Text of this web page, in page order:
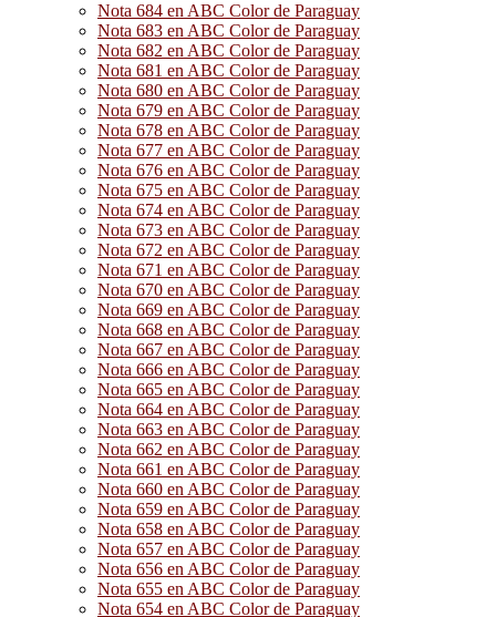
Nota 684 en ABC Color de Paraguay
Nota 683 en ABC Color de Paraguay
Nota 682 en ABC Color de Paraguay
Nota 681 en ABC Color de Paraguay
Nota 680 en ABC Color de Paraguay
Nota 679 en ABC Color de Paraguay
Nota 678 en ABC Color de Paraguay
Nota 677 en ABC Color de Paraguay
Nota 676 en ABC Color de Paraguay
Nota 675 en ABC Color de Paraguay
Nota 674 en ABC Color de Paraguay
Nota 673 en ABC Color de Paraguay
Nota 672 en ABC Color de Paraguay
Nota 671 en ABC Color de Paraguay
Nota 670 en ABC Color de Paraguay
Nota 669 en ABC Color de Paraguay
Nota 668 en ABC Color de Paraguay
Nota 667 en ABC Color de Paraguay
Nota 666 en ABC Color de Paraguay
Nota 665 en ABC Color de Paraguay
Nota 664 en ABC Color de Paraguay
Nota 663 en ABC Color de Paraguay
Nota 662 en ABC Color de Paraguay
Nota 661 en ABC Color de Paraguay
Nota 660 en ABC Color de Paraguay
Nota 659 en ABC Color de Paraguay
Nota 658 en ABC Color de Paraguay
Nota 657 en ABC Color de Paraguay
Nota 656 en ABC Color de Paraguay
Nota 655 en ABC Color de Paraguay
Nota 654 en ABC Color de Paraguay